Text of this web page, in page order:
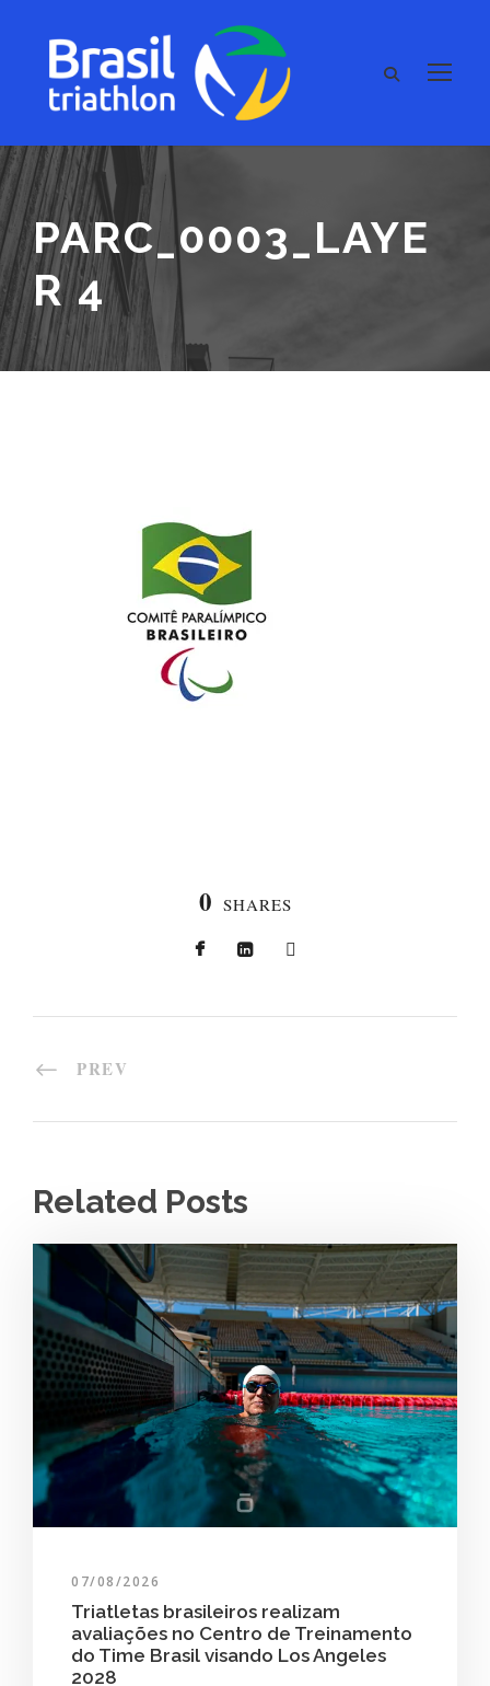
PARC_0003_LAYE
R 4
0 SHARES
PREV
Related Posts
07/08/2026
Triatletas brasileiros realizam
avaliações no Centro de Treinamento
do Time Brasil visando Los Angeles
2028